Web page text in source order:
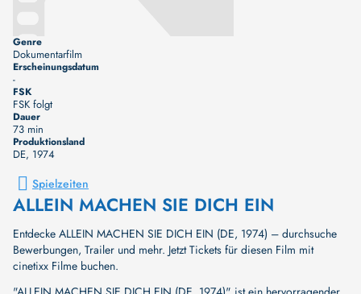
Genre
Dokumentarfilm
Erscheinungsdatum
-
FSK
FSK folgt
Dauer
73 min
Produktionsland
DE, 1974
Spielzeiten
ALLEIN MACHEN SIE DICH EIN
Entdecke ALLEIN MACHEN SIE DICH EIN (DE, 1974) – durchsuche
Bewerbungen, Trailer und mehr. Jetzt Tickets für diesen Film mit
cinetixx Filme buchen.